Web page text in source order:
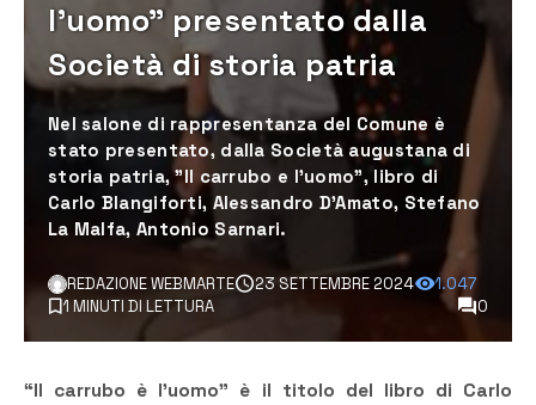
l’uomo” presentato dalla
Società di storia patria
Nel salone di rappresentanza del Comune è
stato presentato, dalla Società augustana di
storia patria, "Il carrubo e l'uomo", libro di
Carlo Blangiforti, Alessandro D'Amato, Stefano
La Malfa, Antonio Sarnari.
REDAZIONE WEBMARTE 23 SETTEMBRE 2024
1.047
1 MINUTI DI LETTURA
0
“Il carrubo è l’uomo” è il titolo del libro di Carlo